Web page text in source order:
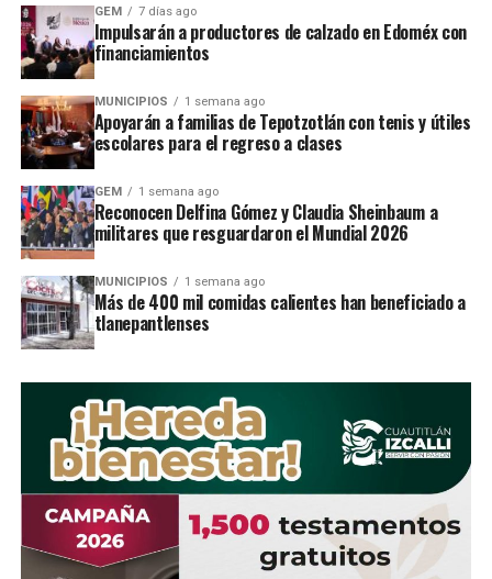
asfÃ¡ltica.
En tanto que el DIF y autoridades de salud
cuentan con la infraestructura para
brindar atenciÃ³n mÃ©dica ante casos de
enfermedades respiratorias u otros
padecimientos comunes de la temporada
invernal.
RELATED TOPICS:
UP NEXT
Usan tecnologÃ­a para combatir a delincuentes en
Tlalnepantla
DON'T MISS
Capturan a prÃ³fugo de la justicia en AtizapÃ¡n
STAFF / Zona Cero Noticias
GEM 7 días ago
Impulsarán a productores de calzado en Edoméx con
financiamientos
MUNICIPIOS 1 semana ago
Apoyarán a familias de Tepotzotlán con tenis y útiles
escolares para el regreso a clases
GEM 1 semana ago
Reconocen Delfina Gómez y Claudia Sheinbaum a
militares que resguardaron el Mundial 2026
MUNICIPIOS 1 semana ago
Más de 400 mil comidas calientes han beneficiado a
tlanepantlenses